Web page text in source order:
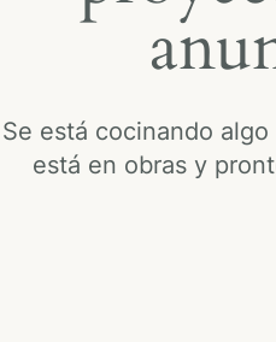
Se está cocinando
está en obras y